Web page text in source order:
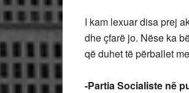
I kam lexuar disa prej
dhe çfarë jo. Nëse ka
që duhet të përballet
-Partia Socialiste në